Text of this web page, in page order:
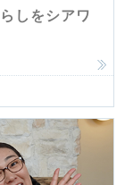
しをシアワ